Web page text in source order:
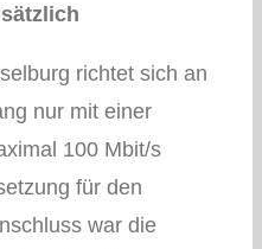
richtet sich an
nur mit einer
100 Mbit/s
für den
war die